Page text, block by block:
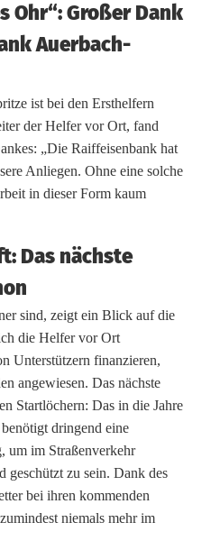
Ohr“: Großer Dank
Auerbach-
ist bei den Ersthelfern
der Helfer vor Ort, fand
„Die Raiffeisenbank hat
Anliegen. Ohne eine solche
in dieser Form kaum
Das nächste
sind, zeigt ein Blick auf die
die Helfer vor Ort
Unterstützern finanzieren,
angewiesen. Das nächste
Startlöchern: Das in die Jahre
dringend eine
um im Straßenverkehr
geschützt zu sein. Dank des
bei ihren kommenden
niemals mehr im